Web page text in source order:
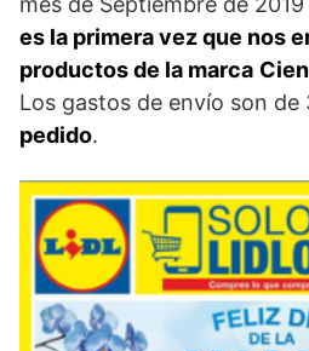
es la primera vez que nos
productos de la marca
Los gastos de envío son de
pedido.